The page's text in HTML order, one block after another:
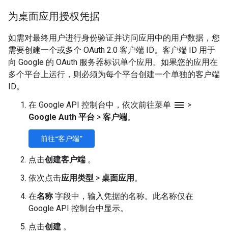
为桌面应用授权凭据
如需对最终用户进行身份验证并访问应用中的用户数据，您
需要创建一个或多个 OAuth 2.0 客户端 ID。客户端 ID 用于
向 Google 的 OAuth 服务器标识单个应用。如果您的应用在
多个平台上运行，则必须为每个平台创建一个单独的客户端
ID。
在 Google API 控制台中，依次前往菜单 menu >
Google Auth 平台 > 客户端。
前往“客户端”
点击创建客户端 。
依次点击应用类型 > 桌面应用 。
在名称字段中，输入凭据的名称。此名称仅在
Google API 控制台中显示。
点击创建 。